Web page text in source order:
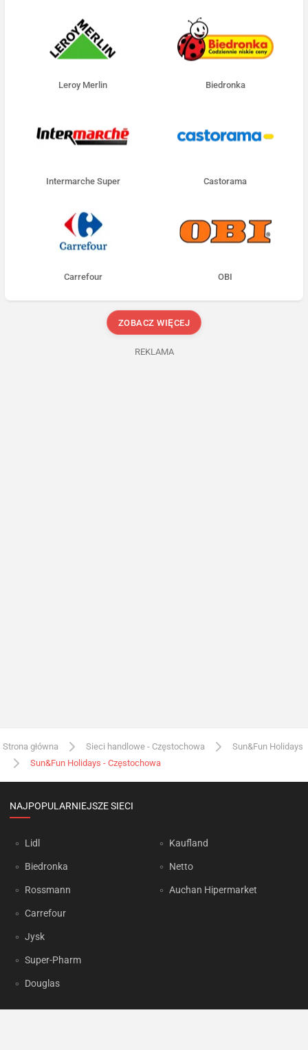
Leroy Merlin Biedronka
Intermarche Super Castorama
Carrefour OBI
ZOBACZ WIĘCEJ
REKLAMA
Strona główna Sieci handlowe - Częstochowa
Sun&Fun Holidays
Sun&Fun Holidays - Częstochowa
NAJPOPULARNIEJSZE SIECI
Lidl
Biedronka
Rossmann
Carrefour
Jysk
Super-Pharm
Douglas
Kaufland
Netto
Auchan Hipermarket